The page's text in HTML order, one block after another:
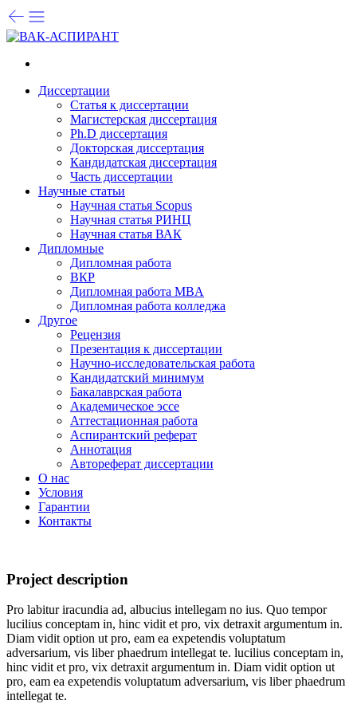
Диссертации
Статья к диссертации
Магистерская диссертация
Ph.D диссертация
Докторская диссертация
Кандидатская диссертация
Часть диссертации
Научные статьи
Научная статья Scopus
Научная статья РИНЦ
Научная статья ВАК
Дипломные
Дипломная работа
ВКР
Дипломная работа MBA
Дипломная работа колледжа
Другое
Рецензия
Презентация к диссертации
Научно-исследовательская работа
Кандидатский минимум
Бакалаврская работа
Академическое эссе
Аттестационная работа
Аспирантский реферат
Аннотация
Автореферат диссертации
О нас
Условия
Гарантии
Контакты
Project description
Pro labitur iracundia ad, albucius intellegam no ius. Quo tempor
lucilius conceptam in, hinc vidit et pro, vix detraxit argumentum in.
Diam vidit option ut pro, eam ea expetendis voluptatum
adversarium, vis liber phaedrum intellegat te. lucilius conceptam in,
hinc vidit et pro, vix detraxit argumentum in. Diam vidit option ut
pro, eam ea expetendis voluptatum adversarium, vis liber phaedrum
intellegat te.